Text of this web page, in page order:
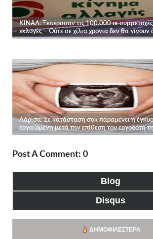
Post A Comment: 0
Blog
Disqus
ΔΗΜΟΦΙΛΈΣΤΕΡΑ